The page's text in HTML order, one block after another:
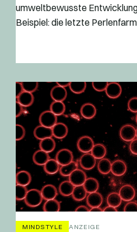
umweltbewusste
Beispiel: die letzte
MINDSTYLE ANZEIGE